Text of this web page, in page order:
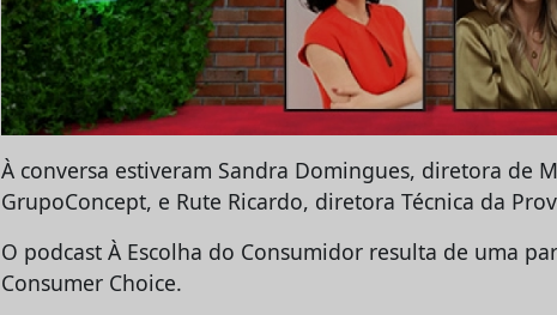
À conversa estiveram Sandra Domingues, diretora de
GrupoConcept, e Rute Ricardo, diretora Técnica da
O podcast À Escolha do Consumidor resulta de uma
Consumer Choice.